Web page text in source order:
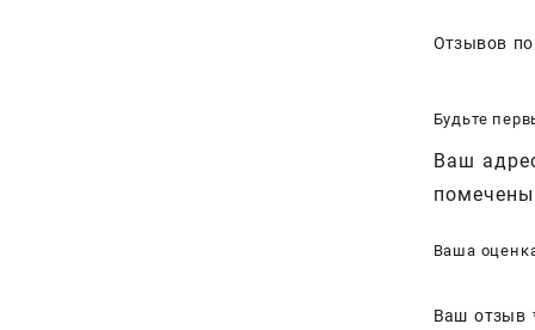
Отзывов
Будьте
Ваш
Ваша
Ваш отзыв